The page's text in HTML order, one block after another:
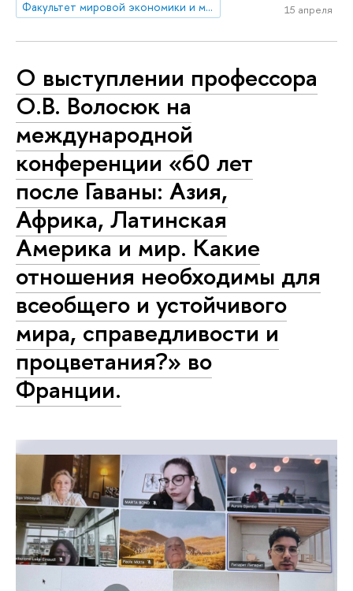
Факультет мировой экономики и мировой политики 15 апреля
О выступлении профессора
О.В. Волосюк на
международной
конференции «60 лет
после Гаваны: Азия,
Африка, Латинская
Америка и мир. Какие
отношения необходимы для
всеобщего и устойчивого
мира, справедливости и
процветания?» во
Франции.